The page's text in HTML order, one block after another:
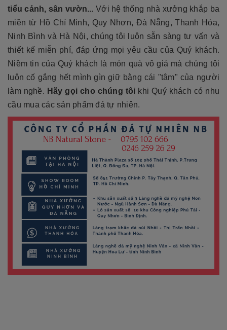
tiểu cảnh, sân vườn...Với hệ thống nhà xưởng khắp ba
miền từ Hồ Chí Minh, Quy Nhơn, Đà Nẵng, Thanh Hóa,
Ninh Bình và Hà Nội, chúng tôi luôn sẵn sàng tư vấn và
thiết kế miễn phí, đáp ứng mọi yêu cầu của Quý khách.
Niềm tin của Quý khách là món quà vô giá mà chúng tôi
luôn cố gắng hết mình gìn giữ bằng cái "tâm" của người
làm nghề. Hãy gọi cho chúng tôi khi Quý khách có nhu
cầu mua các sản phẩm đá tự nhiên.